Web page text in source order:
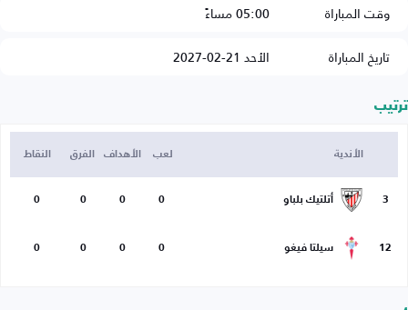
وقت المباراة
05:00 مساءً
تاريخ المباراة
الأحد 21-02-2027
ترتيب
الأندية لعب الأهداف الفرق النقاط
3 أتلتيك بلباو 0
0
0
0
12 سيلتا فيغو 0
0
0
0